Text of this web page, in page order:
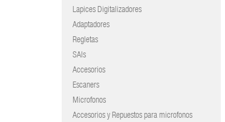
Lapices Digitalizadores
Adaptadores
Regletas
SAIs
Accesorios
Escaners
Microfonos
Accesorios y Repuestos para microfonos